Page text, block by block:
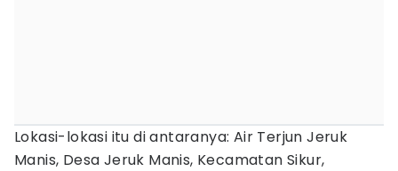
Lokasi-lokasi itu di antaranya: Air Terjun Jeruk
Manis, Desa Jeruk Manis, Kecamatan Sikur,